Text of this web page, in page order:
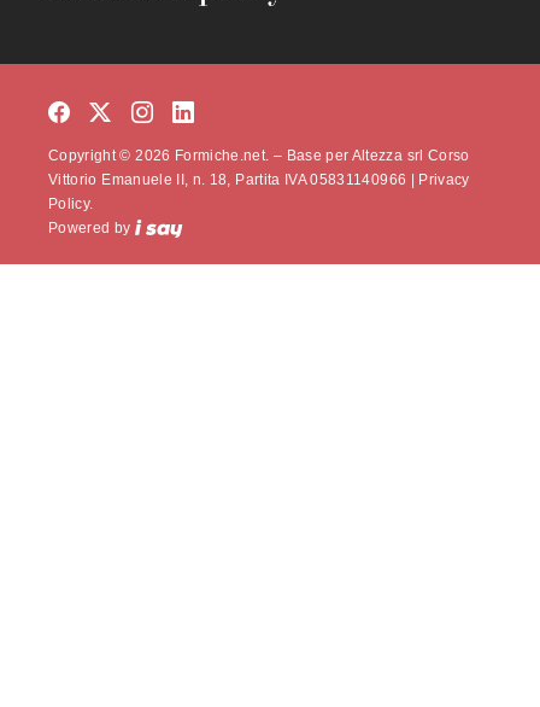
Copyright © 2026 Formiche.net. – Base per Altezza srl Corso
Vittorio Emanuele II, n. 18, Partita IVA 05831140966 | Privacy
Policy.
Powered by